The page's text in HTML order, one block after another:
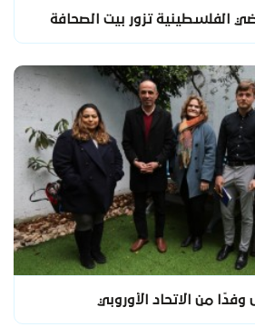
الفلسطينية تزور بيت الصحافة
من الاتحاد الأوروبي